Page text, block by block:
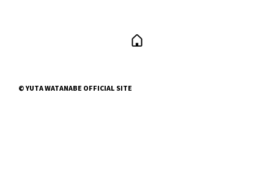
© YUTA WATANABE OFFICIAL SITE